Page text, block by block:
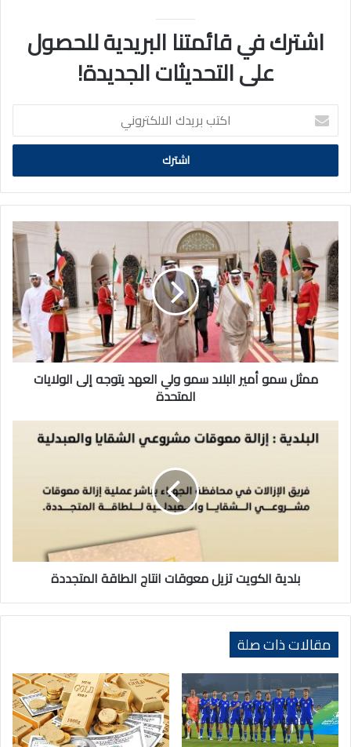
اشترك في قائمتنا البريدية للحصول
على التحديثات الجديدة!
اكتب
بريدك
الالكتروني
سمو
أمير
البلاد
سمو
ولي
العهد
يتوجه
إلى
الولاياتممثل سمو أمير البلاد سمو ولي العهد يتوجه إلى الولايات
المتحدة
الكويت
بلدية الكويت تزيل معوقات انتاج الطاقة المتجددة
مقالات ذات صلة